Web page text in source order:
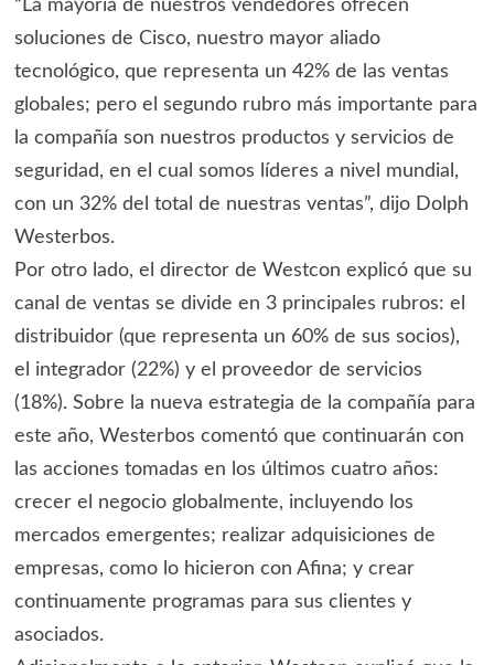
“La mayoría de nuestros vendedores ofrecen
soluciones de Cisco, nuestro mayor aliado
tecnológico, que representa un 42% de las ventas
globales; pero el segundo rubro más importante para
la compañía son nuestros productos y servicios de
seguridad, en el cual somos líderes a nivel mundial,
con un 32% del total de nuestras ventas”, dijo Dolph
Westerbos.
Por otro lado, el director de Westcon explicó que su
canal de ventas se divide en 3 principales rubros: el
distribuidor (que representa un 60% de sus socios),
el integrador (22%) y el proveedor de servicios
(18%). Sobre la nueva estrategia de la compañía para
este año, Westerbos comentó que continuarán con
las acciones tomadas en los últimos cuatro años:
crecer el negocio globalmente, incluyendo los
mercados emergentes; realizar adquisiciones de
empresas, como lo hicieron con Afina; y crear
continuamente programas para sus clientes y
asociados.